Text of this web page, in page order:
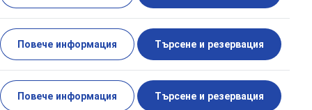
Повече информация Търсене и резервация
Повече информация Търсене и резервация